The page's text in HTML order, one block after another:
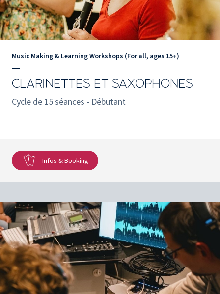
Music Making & Learning Workshops (For all, ages 15+)
CLARINETTES ET SAXOPHONES
Cycle de 15 séances - Débutant
Infos & Booking